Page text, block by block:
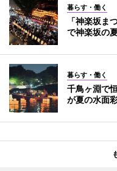
暮らす・働く
「神楽坂ま
で神楽坂の
暮らす・働く
千鳥ヶ淵で
が夏の水面